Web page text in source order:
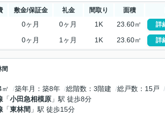
敷金/保証金 礼金 間取り 面積
0ヶ月 0ヶ月 1K 23.60㎡ 詳
0ヶ月 1ヶ月 1K 23.60㎡ 詳
間
㎡ 築年月 築8年 総階数 3階建 総戸数
15戸
「小田急相模原 」駅 徒歩8分
「東林間 」駅 徒歩15分